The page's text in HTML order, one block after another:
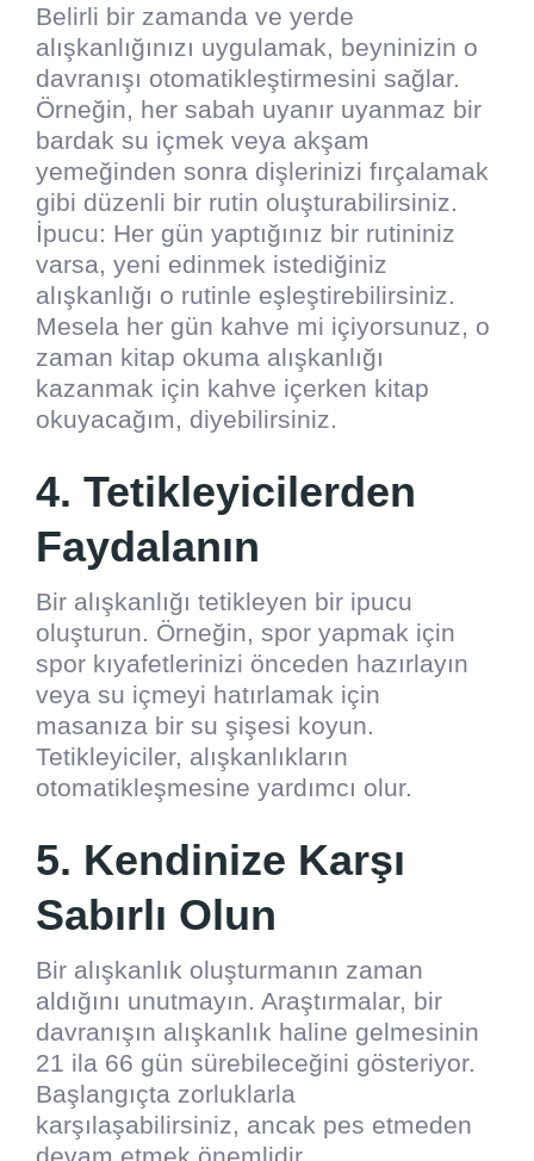
Belirli bir zamanda ve yerde
alışkanlığınızı uygulamak, beyninizin o
davranışı otomatikleştirmesini sağlar.
Örneğin, her sabah uyanır uyanmaz bir
bardak su içmek veya akşam
yemeğinden sonra dişlerinizi fırçalamak
gibi düzenli bir rutin oluşturabilirsiniz.
İpucu: Her gün yaptığınız bir rutininiz
varsa, yeni edinmek istediğiniz
alışkanlığı o rutinle eşleştirebilirsiniz.
Mesela her gün kahve mi içiyorsunuz, o
zaman kitap okuma alışkanlığı
kazanmak için kahve içerken kitap
okuyacağım, diyebilirsiniz.
4. Tetikleyicilerden
Faydalanın
Bir alışkanlığı tetikleyen bir ipucu
oluşturun. Örneğin, spor yapmak için
spor kıyafetlerinizi önceden hazırlayın
veya su içmeyi hatırlamak için
masanıza bir su şişesi koyun.
Tetikleyiciler, alışkanlıkların
otomatikleşmesine yardımcı olur.
5. Kendinize Karşı
Sabırlı Olun
Bir alışkanlık oluşturmanın zaman
aldığını unutmayın. Araştırmalar, bir
davranışın alışkanlık haline gelmesinin
21 ila 66 gün sürebileceğini gösteriyor.
Başlangıçta zorluklarla
karşılaşabilirsiniz, ancak pes etmeden